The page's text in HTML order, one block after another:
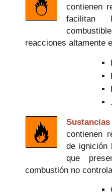
contienen
facilitan
reacciones altamente
contienen
de ignición
que
combustión no